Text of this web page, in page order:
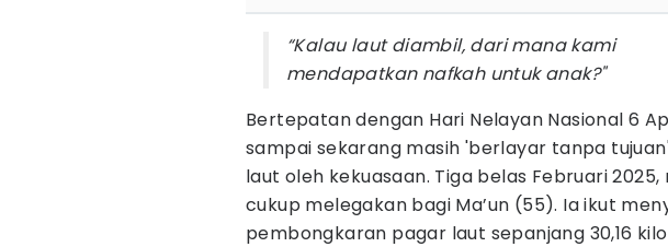
“Kalau laut diambil, dari mana kami
mendapatkan nafkah untuk anak?"
Bertepatan dengan Hari Nelayan Nasional 6
sampai sekarang masih 'berlayar tanpa
laut oleh kekuasaan. Tiga belas Februari
cukup melegakan bagi Ma’un (55). Ia ikut
pembongkaran pagar laut sepanjang 30,16